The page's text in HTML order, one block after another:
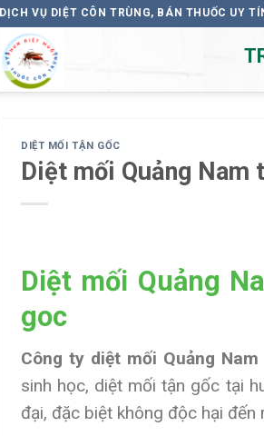
DỊCH VỤ DIỆT CÔN TRÙNG, BÁN THUỐC UY
DIỆT MỐI TẬN GỐC
Diệt mối Quảng
Diệt mối Quảng
goc
Công ty diệt mối Quảng Nam
sinh học, diệt mối tận gốc tại
đại, đặc biệt không độc hại